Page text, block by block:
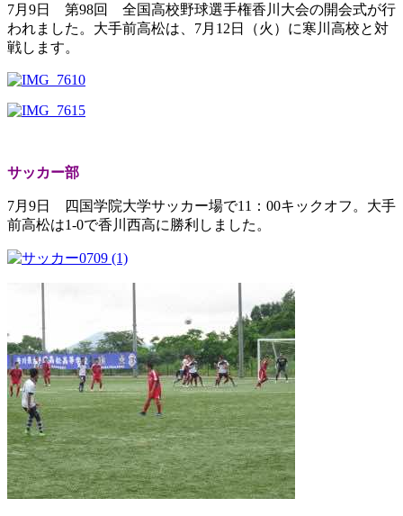
7月9日 第98回 全国高校野球選手権香川大会の開会式が行
われました。大手前高松は、7月12日（火）に寒川高校と対
戦します。
サッカー部
7月9日 四国学院大学サッカー場で11：00キックオフ。大手
前高松は1-0で香川西高に勝利しました。